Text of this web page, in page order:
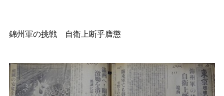
錦州軍の挑戦 自衛上断乎膺懲